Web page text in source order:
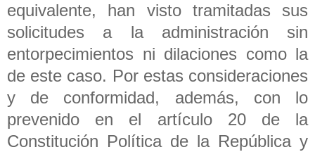
equivalente, han visto tramitadas sus
solicitudes a la administración sin
entorpecimientos ni dilaciones como la
de este caso. Por estas consideraciones
y de conformidad, además, con lo
prevenido en el artículo 20 de la
Constitución Política de la República y